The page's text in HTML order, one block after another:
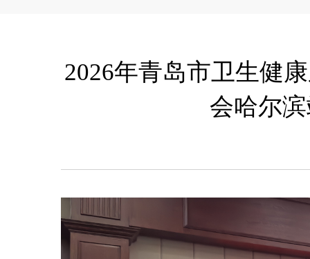
2026年青岛市卫生健
会哈尔